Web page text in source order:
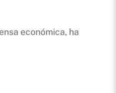
económica, ha